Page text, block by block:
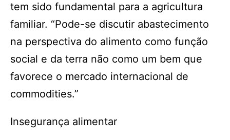
tem sido fundamental para a agricultura
familiar. “Pode-se discutir abastecimento
na perspectiva do alimento como função
social e da terra não como um bem que
favorece o mercado internacional de
commodities.”
Insegurança alimentar